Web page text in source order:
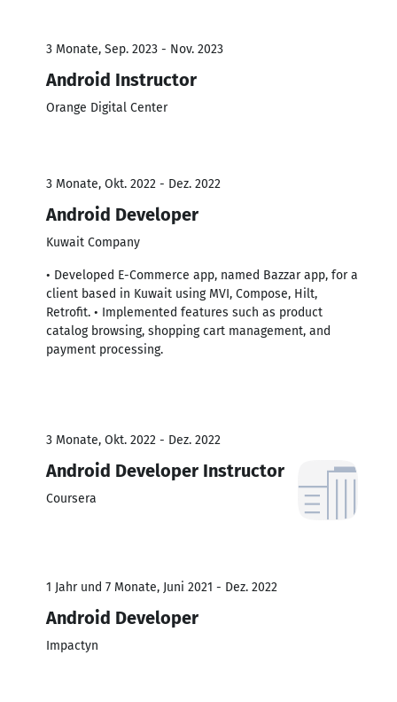
3 Monate, Sep. 2023 - Nov. 2023
Android Instructor
Orange Digital Center
3 Monate, Okt. 2022 - Dez. 2022
Android Developer
Kuwait Company
• Developed E-Commerce app, named Bazzar app, for a
client based in Kuwait using MVI, Compose, Hilt,
Retrofit. • Implemented features such as product
catalog browsing, shopping cart management, and
payment processing.
3 Monate, Okt. 2022 - Dez. 2022
Android Developer Instructor
Coursera
1 Jahr und 7 Monate, Juni 2021 - Dez. 2022
Android Developer
Impactyn